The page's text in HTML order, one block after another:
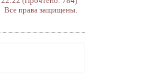
права защищены.